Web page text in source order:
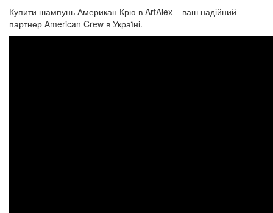
Купити шампунь Американ Крю в ArtAlex – ваш надійний
партнер American Crew в Україні.